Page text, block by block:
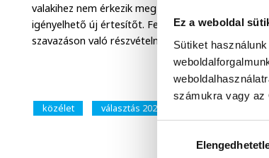
Ez a weboldal
Sütiket
számukra vagy az
valakihez nem érkezik meg az értesítő, vagy az
igényelhető új értesítőt. Felhívták a figyelmet
szavazáson való részvételnek.
közélet választás 2026